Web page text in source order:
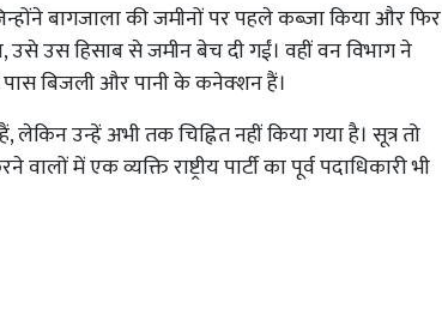
बागजाला की जमीनों पर पहले कब्जा किया और फिर
उसे उस हिसाब से जमीन बेच दी गईं। वहीं वन विभाग ने
बिजली और पानी के कनेक्शन हैं।
उन्हें अभी तक चिह्नित नहीं किया गया है। सूत्र तो
में एक व्यक्ति राष्ट्रीय पार्टी का पूर्व पदाधिकारी भी